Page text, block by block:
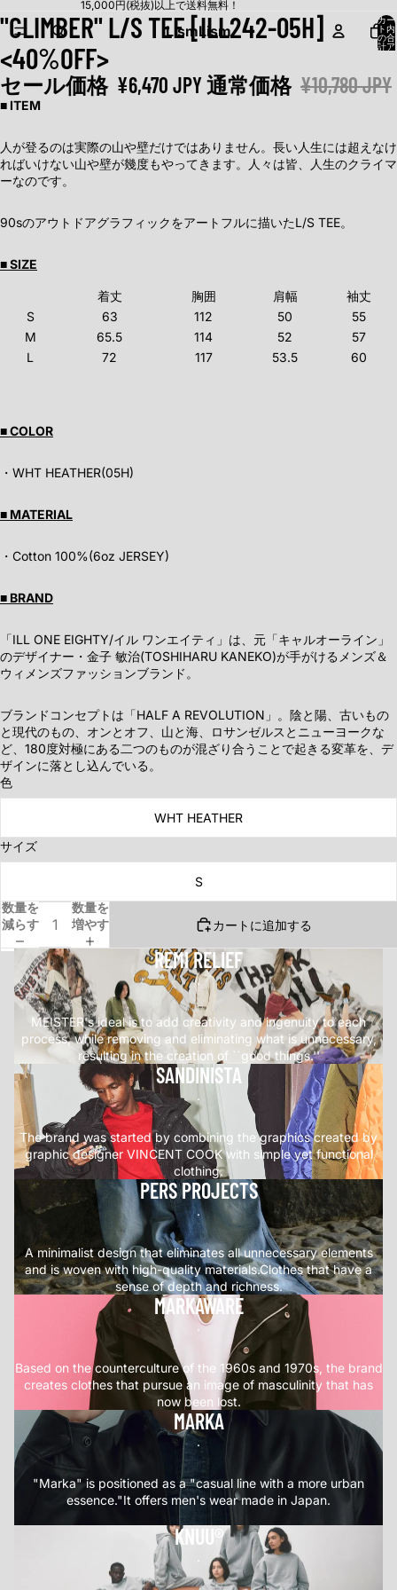
15,000円(税抜)以上で送料無料！
LismLism
カー
ト内
の合
計ア
0
"CLIMBER" L/S TEE [ILL242-05H]
<40%OFF>
セール価格 ¥6,470 JPY通常価格 ¥10,780 JPY
■ ITEM
人が登るのは実際の山や壁だけではありません。長い人生には超えなけ
ればいけない山や壁が幾度もやってきます。人々は皆、人生のクライマ
ーなのです。
90sのアウトドアグラフィックをアートフルに描いたL/S TEE。
■ SIZE
着丈 胸囲 肩幅
袖丈
S
63 112 50
55
M
65.5 114 52
57
L
72 117 53.5 60
■ COLOR
・WHT HEATHER(05H)
■ MATERIAL
・Cotton 100%(6oz JERSEY)
■ BRAND
「ILL ONE EIGHTY/イル ワンエイティ」は、元「キャルオーライン」
のデザイナー・金子 敏治(TOSHIHARU KANEKO)が手がけるメンズ＆
ウィメンズファッションブランド。
ブランドコンセプトは「HALF A REVOLUTION」。陰と陽、古いもの
と現代のもの、オンとオフ、山と海、ロサンゼルスとニューヨークな
ど、180度対極にある二つのものが混ざり合うことで起きる変革を、デ
ザインに落とし込んでいる。
色
WHT HEATHER
サイズ
S
数量を
減らす
数量を
増やす
カートに追加する
REMI RELIEF
.
MEISTER's ideal is to add creativity and ingenuity to each
process, while removing and eliminating what is unnecessary,
resulting in the creation of ``good things.''
SANDINISTA
.
The brand was started by combining the graphics created by
graphic designer VINCENT COOK with simple yet functional
clothing.
PERS PROJECTS
.
A minimalist design that eliminates all unnecessary elements
and is woven with high-quality materials.Clothes that have a
sense of depth and richness.
MARKAWARE
.
Based on the counterculture of the 1960s and 1970s, the brand
creates clothes that pursue an image of masculinity that has
now been lost.
MARKA
.
"Marka" is positioned as a "casual line with a more urban
essence."It offers men's wear made in Japan.
KNUU®